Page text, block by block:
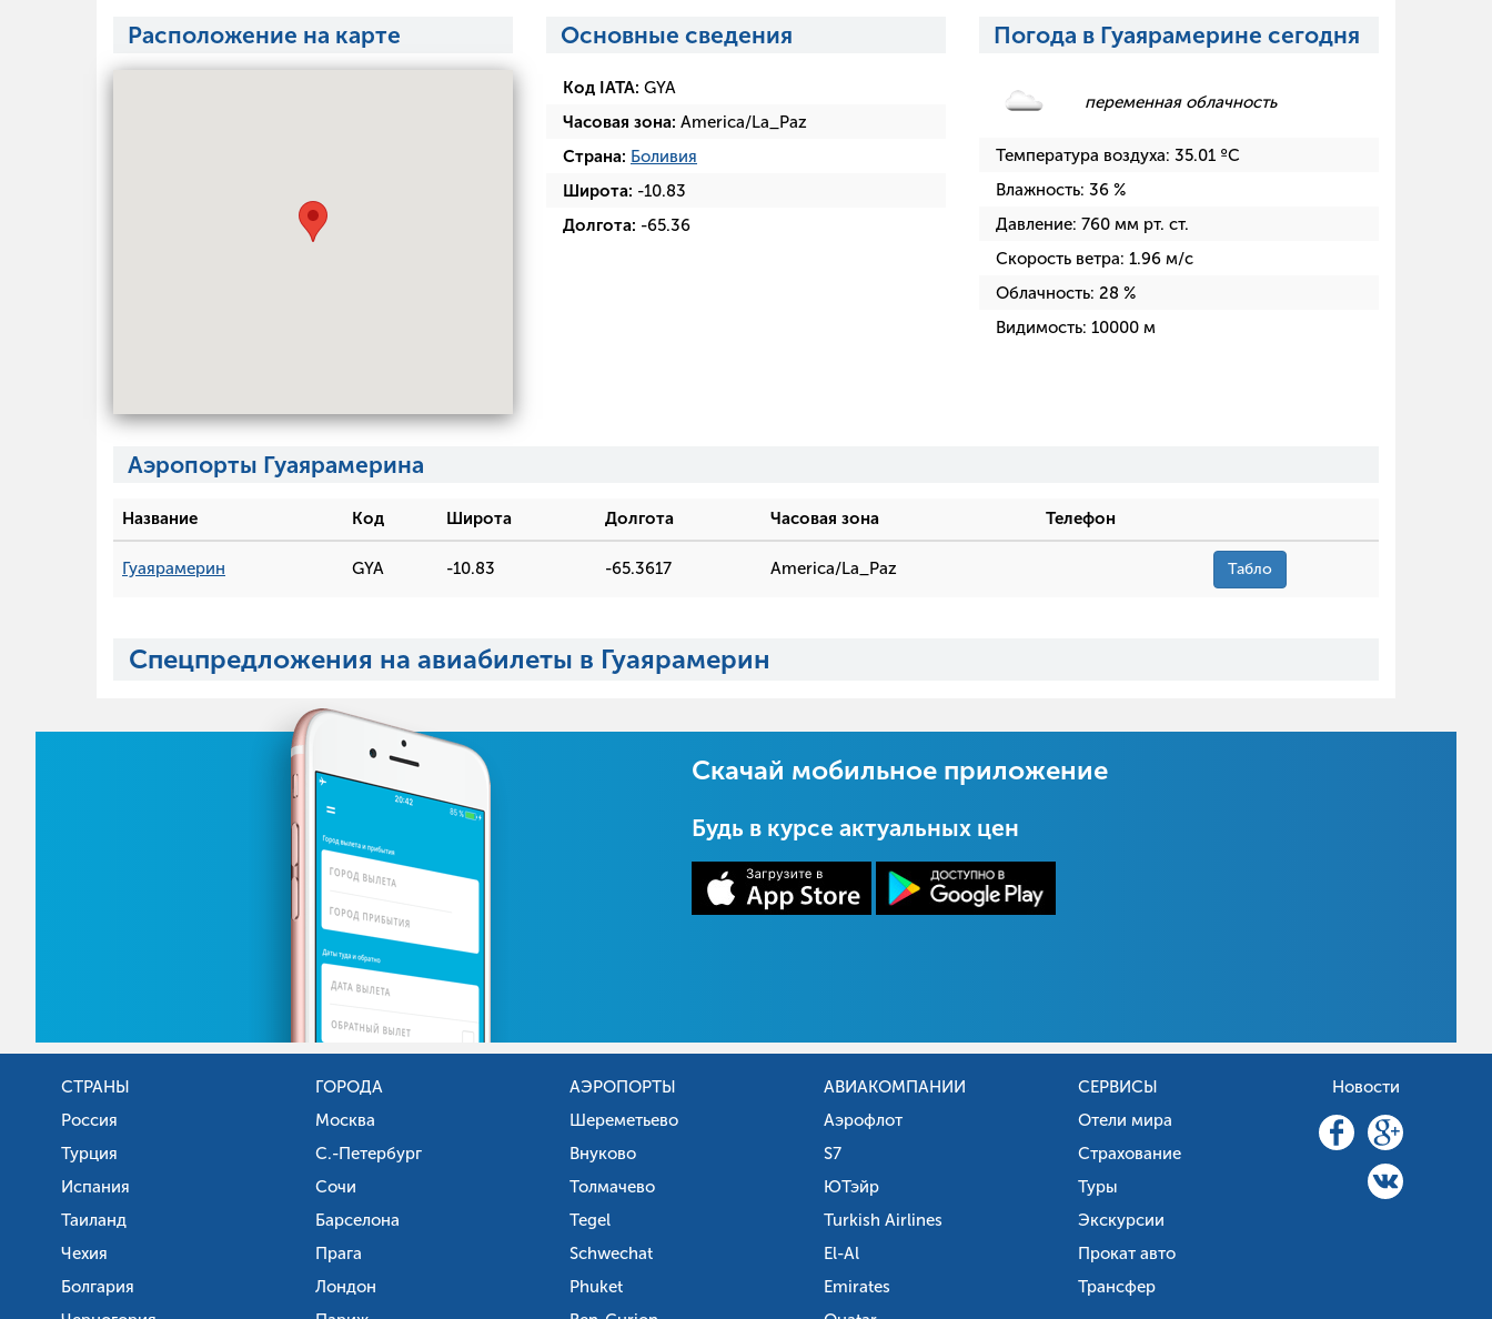
Расположение на карте Основные сведения
Код IATA: GYA
Часовая зона: America/La_Paz
Страна: Боливия
Широта: -10.83
Долгота: -65.36
Погода в Гуаярамерине сегодня
переменная облачность
Температура воздуха: 35.01 ºC
Влажность: 36 %
Давление: 760 мм рт. ст.
Скорость ветра: 1.96 м/с
Облачность: 28 %
Видимость: 10000 м
Аэропорты Гуаярамерина
Название Код Широта Долгота Часовая зона Телефон
Гуаярамерин GYA -10.83 -65.3617 America/La_Paz Табло
Спецпредложения на авиабилеты в Гуаярамерин
Скачай мобильное приложение
Будь в курсе актуальных цен
СТРАНЫ
Россия
Турция
Испания
Таиланд
Чехия
Болгария
ГОРОДА
Москва
С.-Петербург
Сочи
Барселона
Прага
Лондон
АЭРОПОРТЫ
Шереметьево
Внуково
Толмачево
Tegel
Schwechat
Phuket
АВИАКОМПАНИИ
Аэрофлот
S7
ЮТэйр
Turkish Airlines
El-Al
Emirates
СЕРВИСЫ
Отели мира
Страхование
Туры
Экскурсии
Прокат авто
Трансфер
Новости